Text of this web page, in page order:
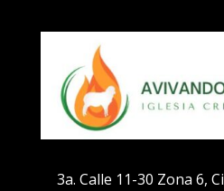
3a. Calle 11-30 Zona 6,